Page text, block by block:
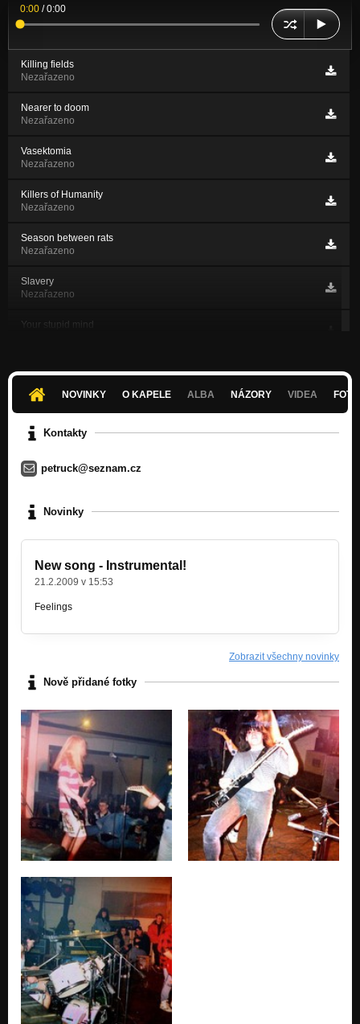
0:00 /0:00
Killing fields
Nezařazeno
Nearer to doom
Nezařazeno
Vasektomia
Nezařazeno
Killers of Humanity
Nezařazeno
Season between rats
Nezařazeno
Slavery
Nezařazeno
Your stupid mind
Unatural coldness
Nezařazeno
Nezařazeno
Nezařazeno
NOVINKY O KAPELE ALBA NÁZORY VIDEA
Kontakty
petruck@seznam.cz
Novinky
New song - Instrumental!
21.2.2009 v 15:53
Feelings
Zobrazit všechny novinky
Nově přidané fotky